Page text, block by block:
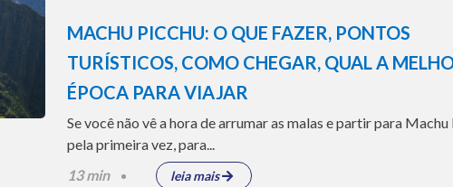
MACHU PICCHU: O QUE FAZER, PONTOS
TURÍSTICOS, COMO CHEGAR, QUAL A
ÉPOCA PARA VIAJAR
Se você não vê a hora de arrumar as malas e partir para Machu
pela primeira vez, para...
13 min
leia mais